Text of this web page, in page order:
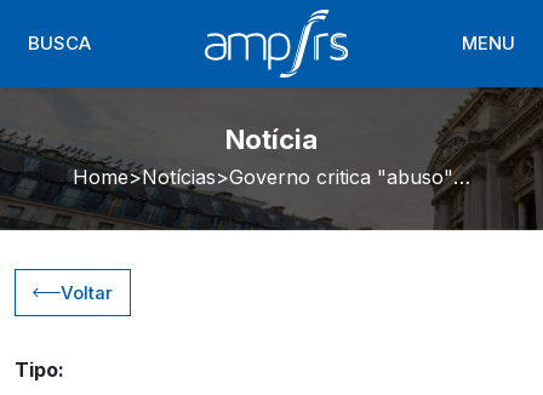
BUSCA MENU
Notícia
Home Notícias Governo critica "abuso" da delação premiada
Voltar
Tipo: